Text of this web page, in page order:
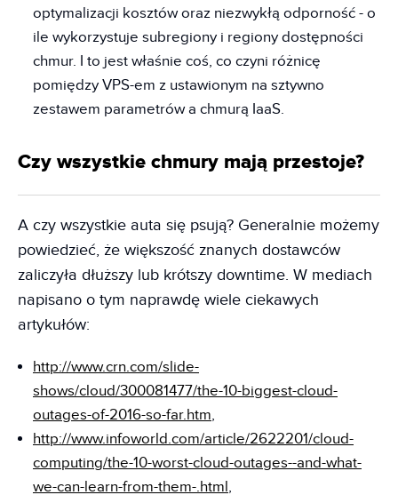
optymalizacji kosztów oraz niezwykłą odporność - o
ile wykorzystuje subregiony i regiony dostępności
chmur. I to jest właśnie coś, co czyni różnicę
pomiędzy VPS-em z ustawionym na sztywno
zestawem parametrów a chmurą IaaS.
Czy wszystkie chmury mają przestoje?
A czy wszystkie auta się psują? Generalnie możemy
powiedzieć, że większość znanych dostawców
zaliczyła dłuższy lub krótszy downtime. W mediach
napisano o tym naprawdę wiele ciekawych
artykułów:
http://www.crn.com/slide-
shows/cloud/300081477/the-10-biggest-cloud-
outages-of-2016-so-far.htm,
http://www.infoworld.com/article/2622201/cloud-
computing/the-10-worst-cloud-outages--and-what-
we-can-learn-from-them-.html,